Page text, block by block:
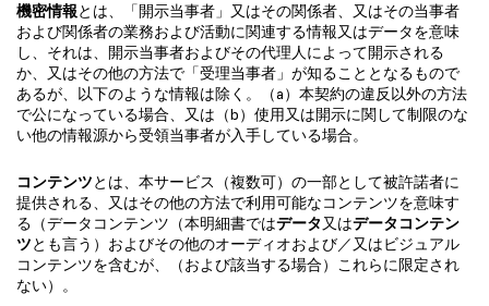
機密情報とは、「開示当事者」又はその関係者、又はその当事者
および関係者の業務および活動に関連する情報又はデータを意味
し、それは、開示当事者およびその代理人によって開示される
か、又はその他の方法で「受理当事者」が知ることとなるもので
あるが、以下のような情報は除く。（a）本契約の違反以外の方法
で公になっている場合、又は（b）使用又は開示に関して制限のな
い他の情報源から受領当事者が入手している場合。
コンテンツとは、本サービス（複数可）の一部として被許諾者に
提供される、又はその他の方法で利用可能なコンテンツを意味す
る（データコンテンツ（本明細書ではデータ 又はデータコンテン
ツとも言う）およびその他のオーディオおよび／又はビジュアル
コンテンツを含むが、（および該当する場合）これらに限定され
ない）。